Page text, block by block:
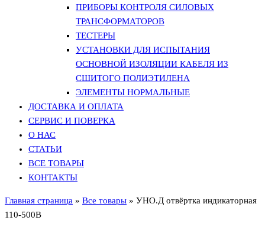
ПРИБОРЫ КОНТРОЛЯ СИЛОВЫХ
ТРАНСФОРМАТОРОВ
ТЕСТЕРЫ
УСТАНОВКИ ДЛЯ ИСПЫТАНИЯ
ОСНОВНОЙ ИЗОЛЯЦИИ КАБЕЛЯ ИЗ
СШИТОГО ПОЛИЭТИЛЕНА
ЭЛЕМЕНТЫ НОРМАЛЬНЫЕ
ДОСТАВКА И ОПЛАТА
СЕРВИС И ПОВЕРКА
О НАС
СТАТЬИ
ВСЕ ТОВАРЫ
КОНТАКТЫ
Главная страница » Все товары » УНО.Д отвёртка индикаторная
110-500В